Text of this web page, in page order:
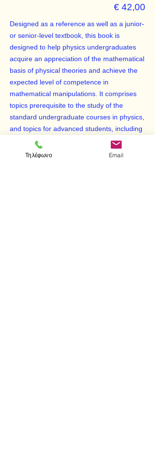
€ 42,00
Designed as a reference as well as a junior-
or senior-level textbook, this book is
designed to help physics undergraduates
acquire an appreciation of the mathematical
basis of physical theories and achieve the
expected level of competence in
mathematical manipulations. It comprises
topics prerequisite to the study of the
standard undergraduate courses in physics,
and topics for advanced students, including
vector calculus, matrices, and Fourier series
and transforms.
Τηλέφωνο Email